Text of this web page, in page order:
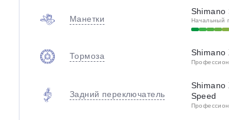
Манетки
Shimano
Начальный
Тормоза Shimano
Задний переключатель
Shimano
Speed